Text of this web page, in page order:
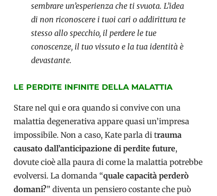
sembrare un’esperienza che ti svuota. L’idea
di non riconoscere i tuoi cari o addirittura te
stesso allo specchio, il perdere le tue
conoscenze, il tuo vissuto e la tua identità è
devastante.
LE PERDITE INFINITE DELLA MALATTIA
Stare nel qui e ora quando si convive con una
malattia degenerativa appare quasi un’impresa
impossibile. Non a caso, Kate parla di trauma
causato dall’anticipazione di perdite future,
dovute cioè alla paura di come la malattia potrebbe
evolversi. La domanda “quale capacità perderò
domani?” diventa un pensiero costante che può